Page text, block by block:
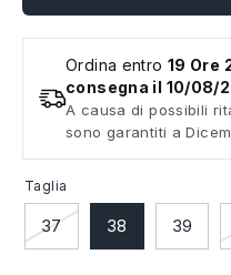
Ordina entro 19 Ore
consegna il 10/08/
A causa di possibili
sono garantiti a
Taglia
37 38 39